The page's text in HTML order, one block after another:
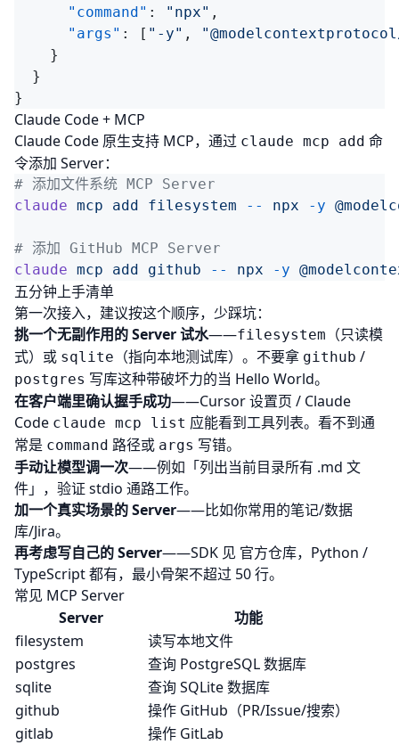
      "command"
: "npx"
      "args"
: [ "-y" ,
Claude Code + MCP
Claude Code 原生支持 MCP，通过 claude mcp add 命
令添加 Server：
claude mcp add filesystem -- npx -y
claude mcp add github -- npx -y
五分钟上手清单
第一次接入，建议按这个顺序，少踩坑：
挑一个无副作用的 Server 试水——filesystem
（只读模
式）或 sqlite （指向本地测试库）。不要拿 github /
postgres 写库这种带破坏力的当 Hello World。
在客户端里确认握手成功——Cursor 设置页 / Claude
Code claude mcp list 应能看到工具列表。看不到通
常是 command 路径或 args 写错。
手动让模型调一次——例如「列出当前目录所有 .md 文
件」，验证 stdio 通路工作。
加一个真实场景的 Server——比如你常用的笔记/数据
库/Jira。
再考虑写自己的 Server——SDK 见 官方仓库，Python /
TypeScript 都有，最小骨架不超过 50 行。
常见 MCP Server
Server
功能
filesystem
读写本地文件
postgres
查询 PostgreSQL 数据库
sqlite
查询 SQLite 数据库
github
操作 GitHub（PR/Issue/搜索）
gitlab
操作 GitLab